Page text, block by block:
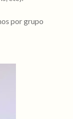
por grupo